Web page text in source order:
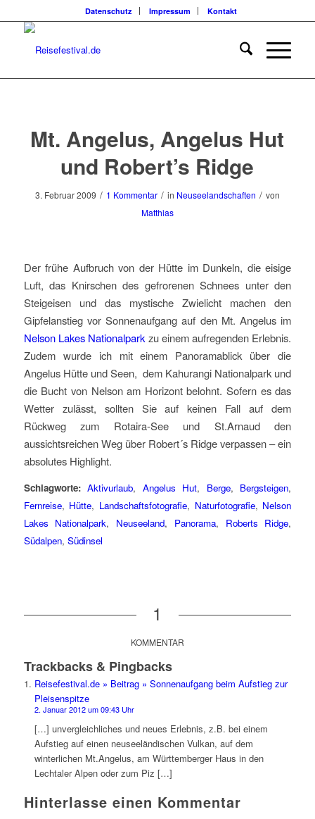
Datenschutz Impressum Kontakt
Mt. Angelus, Angelus Hut
und Robert’s Ridge
3. Februar 2009 / 1 Kommentar / in Neuseelandschaften / von
Matthias
Der frühe Aufbruch von der Hütte im Dunkeln, die eisige
Luft, das Knirschen des gefrorenen Schnees unter den
Steigeisen und das mystische Zwielicht machen den
Gipfelanstieg vor Sonnenaufgang auf den Mt. Angelus im
Nelson Lakes Nationalparkzu einem aufregenden Erlebnis.
Zudem wurde ich mit einem Panoramablick über die
Angelus Hütte und Seen, dem Kahurangi Nationalpark und
die Bucht von Nelson am Horizont belohnt. Sofern es das
Wetter zulässt, sollten Sie auf keinen Fall auf dem
Rückweg zum Rotaira-See und St.Arnaud den
aussichtsreichen Weg über Robert´s Ridge verpassen – ein
absolutes Highlight.
Schlagworte: Aktivurlaub, Angelus Hut, Berge, Bergsteigen,
Fernreise, Hütte, Landschaftsfotografie, Naturfotografie, Nelson
Lakes Nationalpark, Neuseeland, Panorama, Roberts Ridge,
Südalpen, Südinsel
1
KOMMENTAR
Trackbacks & Pingbacks
Reisefestival.de » Beitrag » Sonnenaufgang beim Aufstieg zur
Pleisenspitze
2. Januar 2012 um 09:43 Uhr
[…] unvergleichliches und neues Erlebnis, z.B. bei einem
Aufstieg auf einen neuseeländischen Vulkan, auf dem
winterlichen Mt.Angelus, am Württemberger Haus in den
Lechtaler Alpen oder zum Piz […]
Hinterlasse einen Kommentar